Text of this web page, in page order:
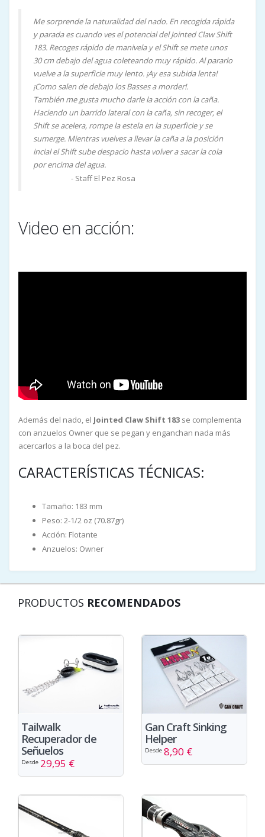
Me sorprende la naturalidad del nado. En recogida rápida
y parada es cuando ves el potencial del Jointed Claw Shift
183. Recoges rápido de manivela y el Shift se mete unos
30 cm debajo del agua coleteando muy rápido. Al pararlo
vuelve a la superficie muy lento. ¡Ay esa subida lenta!
¡Como salen de debajo los Basses a morder!.
También me gusta mucho darle la acción con la caña.
Haciendo un barrido lateral con la caña, sin recoger, el
Shift se acelera, rompe la estela en la superficie y se
sumerge. Mientras vuelves a llevar la caña a la posición
incial el Shift sube despacio hasta volver a sacar la cola
por encima del agua.
- Staff El Pez Rosa
Video en acción:
Además del nado, el Jointed Claw Shift 183 se complementa
con anzuelos Owner que se pegan y enganchan nada más
acercarlos a la boca del pez.
CARACTERÍSTICAS TÉCNICAS:
Tamaño: 183 mm
Peso: 2-1/2 oz (70.87gr)
Acción: Flotante
Anzuelos: Owner
PRODUCTOS RECOMENDADOS
Tailwalk
Recuperador de
Señuelos
Desde 29,95 €
Gan Craft Sinking
Helper
Desde 8,90 €